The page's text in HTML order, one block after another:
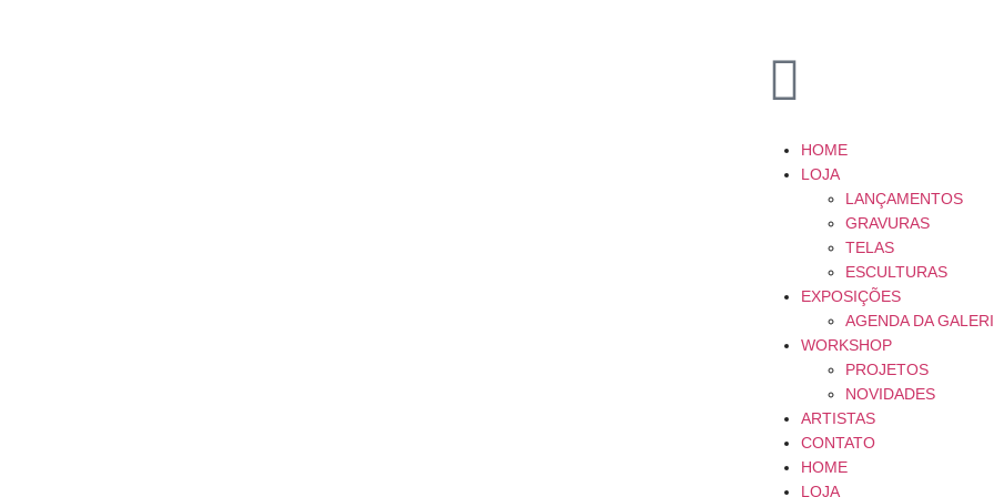
HOME
LOJA
LANÇAMENTOS
GRAVURAS
TELAS
ESCULTURAS
EXPOSIÇÕES
AGENDA DA
WORKSHOP
PROJETOS
NOVIDADES
ARTISTAS
CONTATO
HOME
LOJA